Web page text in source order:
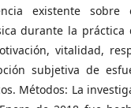
existente
durante la práctica
vitalidad,
subjetiva de
Métodos: La